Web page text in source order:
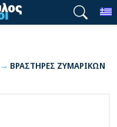
ΒΡΑΣΤΗΡΕΣ ΖΥΜΑΡΙΚΩΝ